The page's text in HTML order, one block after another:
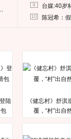
9 台媒:40岁
10 陈冠希：
陆
《健忘村》舒淇
覆，“村”出自